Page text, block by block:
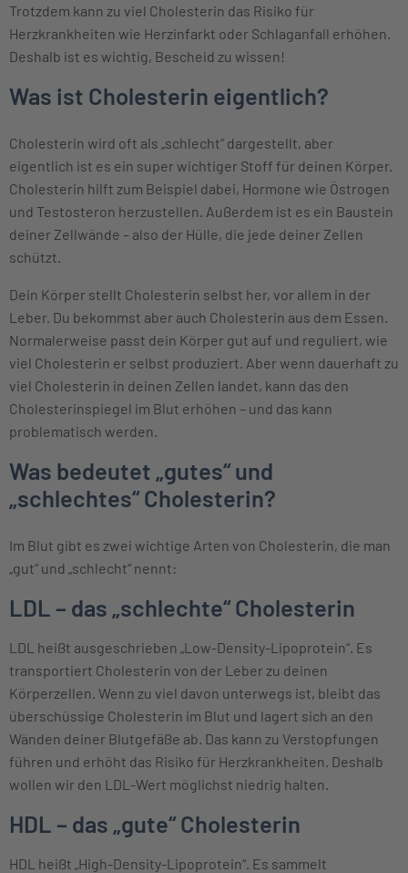
Trotzdem kann zu viel Cholesterin das Risiko für
Herzkrankheiten wie Herzinfarkt oder Schlaganfall erhöhen.
Deshalb ist es wichtig, Bescheid zu wissen!
Was ist Cholesterin eigentlich?
Cholesterin wird oft als „schlecht“ dargestellt, aber
eigentlich ist es ein super wichtiger Stoff für deinen Körper.
Cholesterin hilft zum Beispiel dabei, Hormone wie Östrogen
und Testosteron herzustellen. Außerdem ist es ein Baustein
deiner Zellwände – also der Hülle, die jede deiner Zellen
schützt.
Dein Körper stellt Cholesterin selbst her, vor allem in der
Leber. Du bekommst aber auch Cholesterin aus dem Essen.
Normalerweise passt dein Körper gut auf und reguliert, wie
viel Cholesterin er selbst produziert. Aber wenn dauerhaft zu
viel Cholesterin in deinen Zellen landet, kann das den
Cholesterinspiegel im Blut erhöhen – und das kann
problematisch werden.
Was bedeutet „gutes“ und
„schlechtes“ Cholesterin?
Im Blut gibt es zwei wichtige Arten von Cholesterin, die man
„gut“ und „schlecht“ nennt:
LDL – das „schlechte“ Cholesterin
LDL heißt ausgeschrieben „Low-Density-Lipoprotein“. Es
transportiert Cholesterin von der Leber zu deinen
Körperzellen. Wenn zu viel davon unterwegs ist, bleibt das
überschüssige Cholesterin im Blut und lagert sich an den
Wänden deiner Blutgefäße ab. Das kann zu Verstopfungen
führen und erhöht das Risiko für Herzkrankheiten. Deshalb
wollen wir den LDL-Wert möglichst niedrig halten.
HDL – das „gute“ Cholesterin
HDL heißt „High-Density-Lipoprotein“. Es sammelt